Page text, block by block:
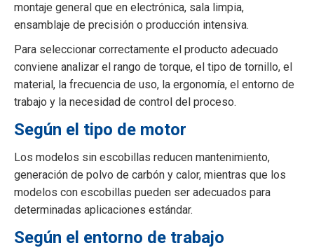
montaje general que en electrónica, sala limpia,
ensamblaje de precisión o producción intensiva.
Para seleccionar correctamente el producto adecuado
conviene analizar el rango de torque, el tipo de tornillo, el
material, la frecuencia de uso, la ergonomía, el entorno de
trabajo y la necesidad de control del proceso.
Según el tipo de motor
Los modelos sin escobillas reducen mantenimiento,
generación de polvo de carbón y calor, mientras que los
modelos con escobillas pueden ser adecuados para
determinadas aplicaciones estándar.
Según el entorno de trabajo